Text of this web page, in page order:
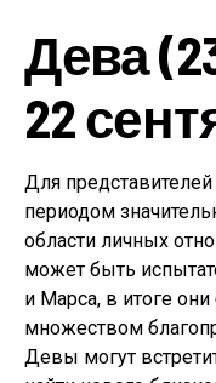
Дева
22
Для
периодом
области личных
может быть
и Марса, в итоге
множеством
Девы могут